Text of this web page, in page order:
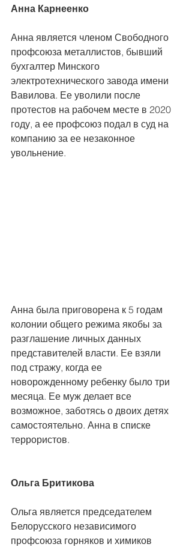
Анна Карнеенко
Анна является членом Свободного
профсоюза металлистов, бывший
бухгалтер Минского
электротехнического завода имени
Вавилова. Ее уволили после
протестов на рабочем месте в 2020
году, а ее профсоюз подал в суд на
компанию за ее незаконное
увольнение.
Анна была приговорена к 5 годам
колонии общего режима якобы за
разглашение личных данных
представителей власти. Ее взяли
под стражу, когда ее
новорожденному ребенку было три
месяца. Ее муж делает все
возможное, заботясь о двоих детях
самостоятельно. Анна в списке
террористов.
Ольга Бритикова
Ольга является председателем
Белорусского независимого
профсоюза горняков и химиков